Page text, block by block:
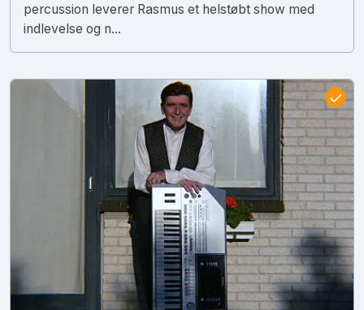
percussion leverer Rasmus et helstøbt show med
indlevelse og n...